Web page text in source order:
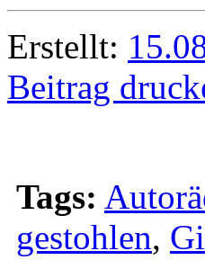
Erstellt:
Beitrag
Tags:
gestohlen,